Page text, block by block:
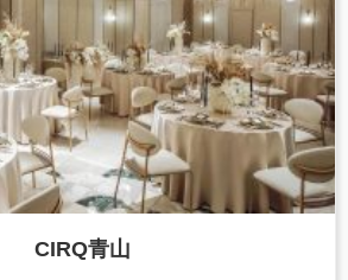
CIRQ青山